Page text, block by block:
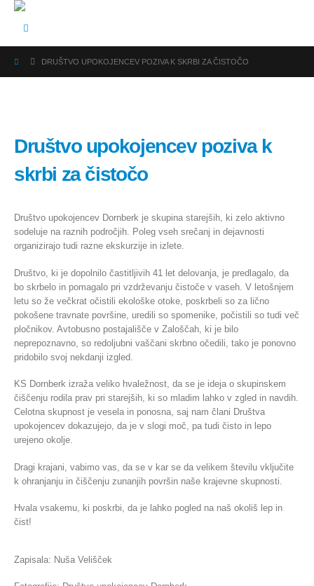
DRUŠTVO UPOKOJENCEV POZIVA K SKRBI ZA ČISTOČO
Društvo upokojencev poziva k
skrbi za čistočo
Društvo upokojencev Dornberk je skupina starejših, ki zelo aktivno
sodeluje na raznih področjih. Poleg vseh srečanj in dejavnosti
organizirajo tudi razne ekskurzije in izlete.
Društvo, ki je dopolnilo častitljivih 41 let delovanja, je predlagalo, da
bo skrbelo in pomagalo pri vzdrževanju čistoče v vaseh. V letošnjem
letu so že večkrat očistili ekološke otoke, poskrbeli so za lično
pokošene travnate površine, uredili so spomenike, počistili so tudi več
pločnikov. Avtobusno postajališče v Zaloščah, ki je bilo
neprepoznavno, so redoljubni vaščani skrbno očedili, tako je ponovno
pridobilo svoj nekdanji izgled.
KS Dornberk izraža veliko hvaležnost, da se je ideja o skupinskem
čiščenju rodila prav pri starejših, ki so mladim lahko v zgled in navdih.
Celotna skupnost je vesela in ponosna, saj nam člani Društva
upokojencev dokazujejo, da je v slogi moč, pa tudi čisto in lepo
urejeno okolje.
Dragi krajani, vabimo vas, da se v kar se da velikem številu vključite
k ohranjanju in čiščenju zunanjih površin naše krajevne skupnosti.
Hvala vsakemu, ki poskrbi, da je lahko pogled na naš okoliš lep in
čist!
Zapisala: Nuša Velišček